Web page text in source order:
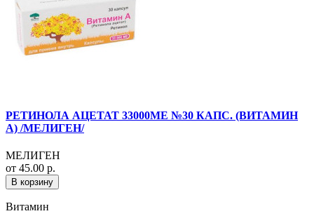
РЕТИНОЛА АЦЕТАТ 33000МЕ №30 КАПС. (ВИТАМИН
А) /МЕЛИГЕН/
МЕЛИГЕН
от 45.00 р.
В корзину
Витамин